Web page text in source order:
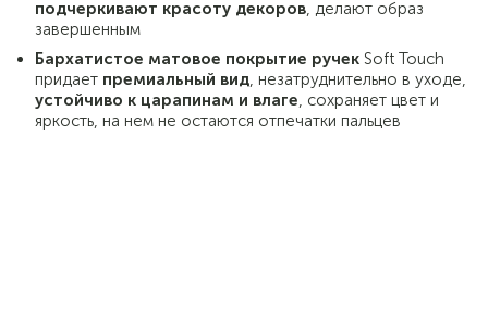
подчеркивают красоту декоров, делают образ
завершенным
Бархатистое матовое покрытие ручек Soft Touch
придает премиальный вид, незатруднительно в уходе,
устойчиво к царапинам и влаге, сохраняет цвет и
яркость, на нем не остаются отпечатки пальцев